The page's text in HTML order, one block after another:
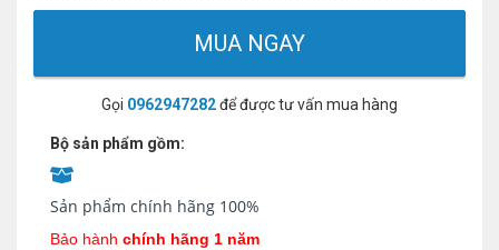
MUA NGAY
Gọi 0962947282để được tư vấn mua hàng
Bộ sản phẩm gồm:
Sản phẩm chính hãng 100%
Bảo hành chính hãng 1 năm